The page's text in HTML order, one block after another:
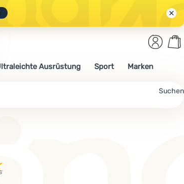
Suchen
Anmelden
Ausrüstung Sport Marken